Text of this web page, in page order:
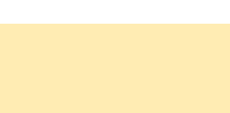
Indonesia?